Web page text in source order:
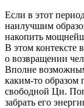
Если в этот
наилучшим
накопить
В этом контексте
о возвращении
Вполне
каким-то образом
свободной Ци.
забрать его